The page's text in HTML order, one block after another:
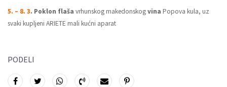
5. – 8. 3. Poklon flaša vrhunskog makedonskogvina Popova kula, uz
svaki kupljeni ARIETE mali kućni aparat
PODELI